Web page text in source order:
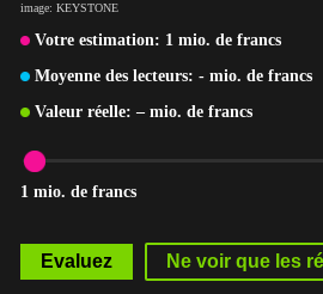
image: KEYSTONE
Votre estimation: 1 mio. de francs
Moyenne des lecteurs: - mio. de francs
Valeur réelle: – mio. de francs
1 mio. de francs